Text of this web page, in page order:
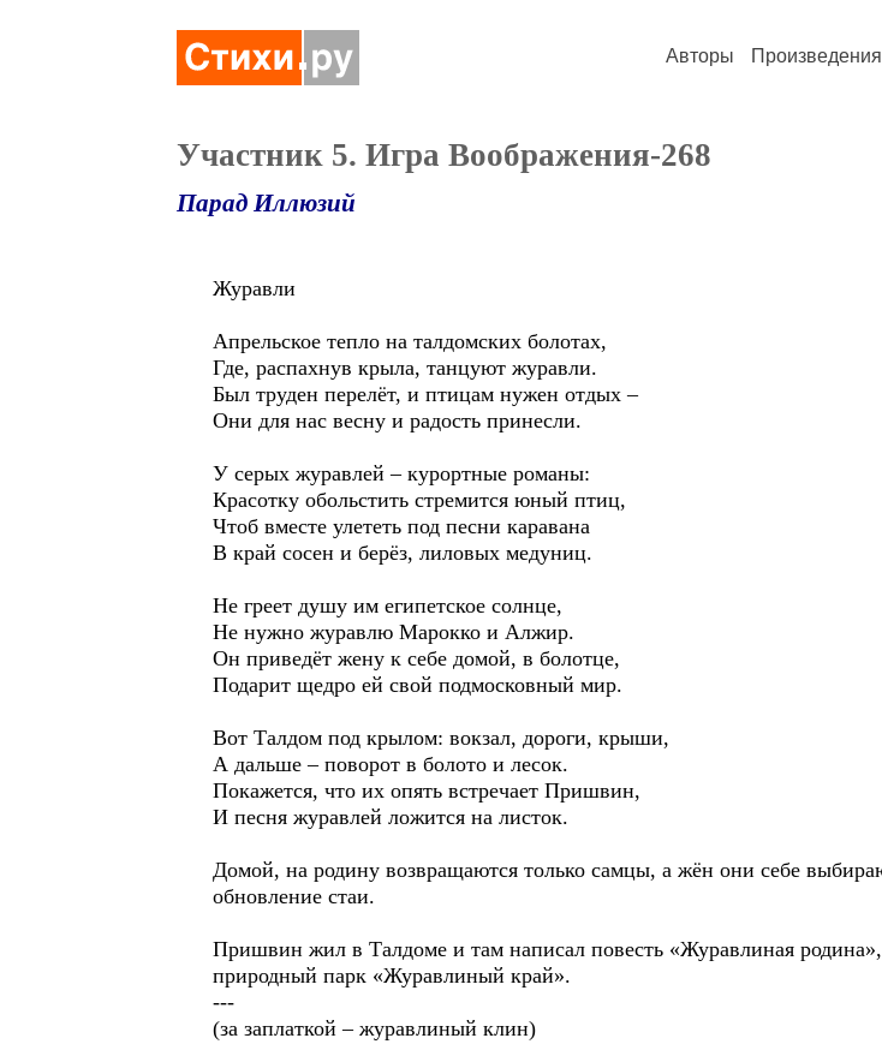
Авторы Произведения
Участник 5. Игра Воображения-268
Парад Иллюзий
Журавли
Апрельское тепло на талдомских болотах,
Где, распахнув крыла, танцуют журавли.
Был труден перелёт, и птицам нужен отдых –
Они для нас весну и радость принесли.
У серых журавлей – курортные романы:
Красотку обольстить стремится юный птиц,
Чтоб вместе улететь под песни каравана
В край сосен и берёз, лиловых медуниц.
Не греет душу им египетское солнце,
Не нужно журавлю Марокко и Алжир.
Он приведёт жену к себе домой, в болотце,
Подарит щедро ей свой подмосковный мир.
Вот Талдом под крылом: вокзал, дороги, крыши,
А дальше – поворот в болото и лесок.
Покажется, что их опять встречает Пришвин,
И песня журавлей ложится на листок.
Домой, на родину возвращаются только самцы, а жён они себе
обновление стаи.
Пришвин жил в Талдоме и там написал повесть «Журавлиная
природный парк «Журавлиный край».
---
(за заплаткой – журавлиный клин)